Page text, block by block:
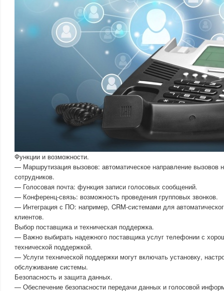
Функции и возможности.
— Маршрутизация вызовов: автоматическое направление вызовов
сотрудников.
— Голосовая почта: функция записи голосовых сообщений.
— Конференц-связь: возможность проведения групповых звонков.
— Интеграция с ПО: например, CRM-системами для
клиентов.
Выбор поставщика и техническая поддержка.
— Важно выбирать надежного поставщика услуг телефонии с
технической поддержкой.
— Услуги технической поддержки могут включать установку,
обслуживание системы.
Безопасность и защита данных.
— Обеспечение безопасности передачи данных и голосовой